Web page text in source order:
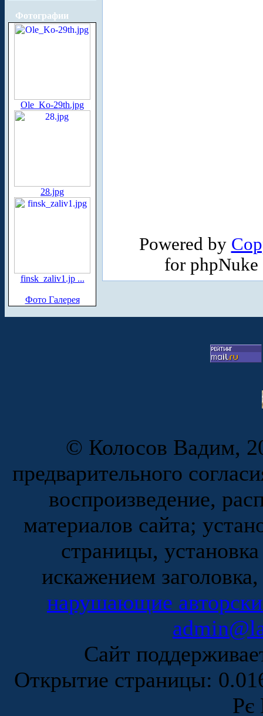
Фотографии
Ole_Ko-29th.jpg
28.jpg
finsk_zaliv1.jp ...
Фото Галерея
Powered by
for
© Колосов Вадим,
предварительного
воспроизведение,
материалов сайта;
страницы,
искажением
нарушающие
Сайт
Открытие страницы:
Рє